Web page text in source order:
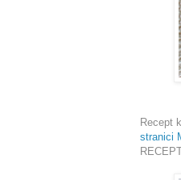
Recept
stranici